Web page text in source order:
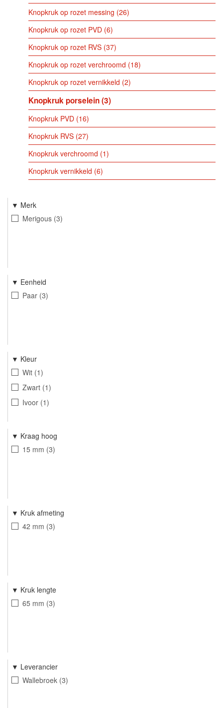
Knopkruk op rozet messing 26
Knopkruk op rozet PVD 6
Knopkruk op rozet RVS 37
Knopkruk op rozet verchroomd 18
Knopkruk op rozet vernikkeld 2
Knopkruk porselein 3
Knopkruk PVD 16
Knopkruk RVS 27
Knopkruk verchroomd 1
Knopkruk vernikkeld 6
Merk
Merigous 3
Eenheid
Paar 3
Kleur
Wit 1
Zwart 1
Ivoor 1
Kraag hoog
15 mm 3
Kruk afmeting
42 mm 3
Kruk lengte
65 mm 3
Leverancier
Wallebroek 3